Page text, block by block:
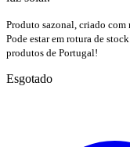
Produto sazonal, criado com
Pode estar em rotura de
produtos de Portugal!
Esgotado